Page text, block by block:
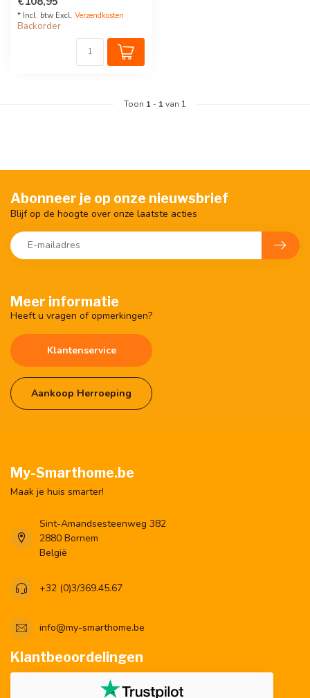
d...
* Incl. btw Excl. Verzendkosten
Backorder
Toon 1 - 1van 1
Meer informatie
Heeft u vragen of opmerkingen?
Klantenservice
Aankoop Herroeping
Abonneer je op onze nieuwsbrief
Blijf op de hoogte over onze laatste acties
My-Smarthome.be
Maak je huis smarter!
Sint-Amandsesteenweg 382
2880 Bornem
België
+32 (0)3/369.45.67
info@my-smarthome.be
Klantbeoordelingen